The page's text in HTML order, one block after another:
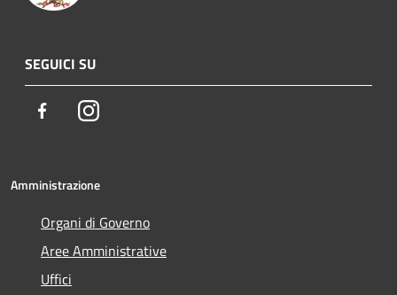
SEGUICI SU
FacebookInstagram
Amministrazione
Organi di Governo
Aree Amministrative
Uffici